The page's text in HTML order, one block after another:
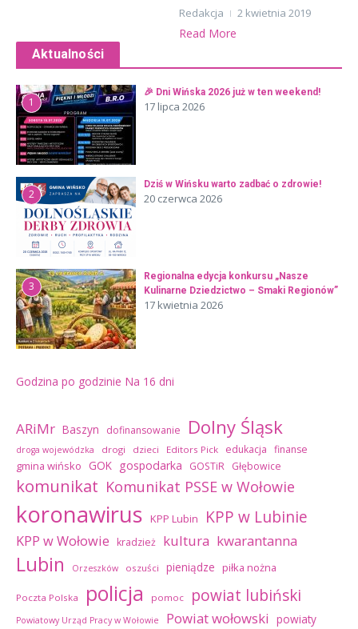
Redakcja 2 kwietnia 2019
Read More
Aktualności
1
🎉 Dni Wińska 2026 już w ten weekend!
17 lipca 2026
2
Dziś w Wińsku warto zadbać o zdrowie!
20 czerwca 2026
3
Regionalna edycja konkursu „Nasze
Kulinarne Dziedzictwo – Smaki Regionów”
17 kwietnia 2026
Godzina po godzinie Na 16 dni
ARiMr Baszyn dofinansowanie Dolny Śląsk
droga wojewódzka drogi dzieci Editors Pick edukacja finanse
gmina wińsko GOK gospodarka GOSTiR Głębowice
komunikat Komunikat PSSE w Wołowie
koronawirus KPP Lubin KPP w Lubinie
KPP w Wołowie kradzież kultura kwarantanna
Lubin Orzeszków oszuści pieniądze piłka nożna
Poczta Polska policja pomoc powiat lubiński
Powiatowy Urząd Pracy w Wołowie Powiat wołowski powiaty